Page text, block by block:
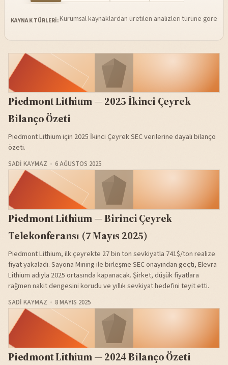
KAYNAK TÜRLERI:Kurumsal kaynaklardan üretilen analizleri türüne göre
Piedmont Lithium — 2025 İkinci Çeyrek
Bilanço Özeti
Piedmont Lithium için 2025 İkinci Çeyrek SEC verilerine dayalı bilanço
özeti.
SADI KAYMAZ 6 AĞUSTOS 2025
Piedmont Lithium — Birinci Çeyrek
Telekonferansı (7 Mayıs 2025)
Piedmont Lithium, ilk çeyrekte 27 bin ton sevkiyatla 741$/ton realize
fiyat yakaladı. Sayona Mining ile birleşme SEC onayından geçti, Elevra
Lithium adıyla 2025 ortasında kapanacak. Şirket, düşük fiyatlara
rağmen nakit dengesini korudu ve yıllık sevkiyat hedefini teyit etti.
SADI KAYMAZ 8 MAYIS 2025
Piedmont Lithium — 2024 Bilanço Özeti